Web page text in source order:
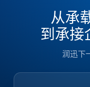
从承
到承接
润迅下